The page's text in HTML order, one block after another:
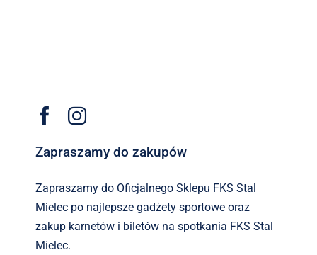
Zapraszamy do zakupów
Zapraszamy do Oficjalnego Sklepu FKS Stal
Mielec po najlepsze gadżety sportowe oraz
zakup karnetów i biletów na spotkania FKS Stal
Mielec.